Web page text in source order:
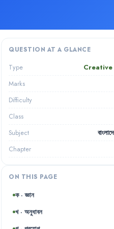
QUESTION AT A GLANCE
Type
Marks
Difficulty
Class
Subject
Chapter
ON THIS PAGE
ক · জ্ঞান
খ · অনুধাবন